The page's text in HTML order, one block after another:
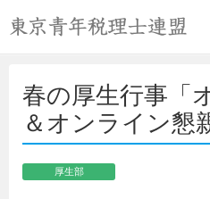
春の厚生行事「
＆オンライン懇
厚生部